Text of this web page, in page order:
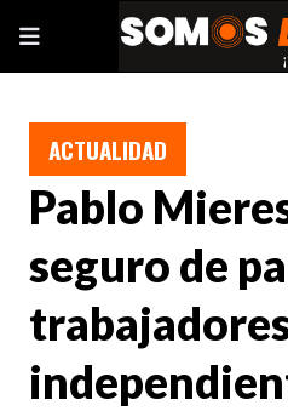
Pablo
seguro de
ACTUALIDAD